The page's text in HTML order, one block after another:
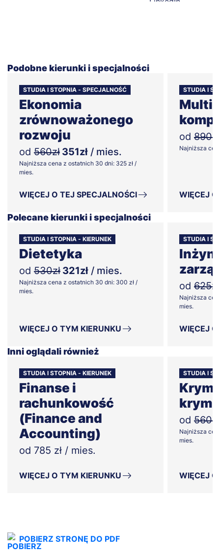
Podobne kierunki i specjalności
STUDIA I STOPNIA - SPECJALNOŚĆ
Ekonomia
zrównoważonego
rozwoju
od 560zł 351zł / mies.
Najniższa cena z ostatnich 30 dni: 325 zł /
mies.
WIĘCEJ O TEJ SPECJALNOŚCI
STUDIA I
od 890zł
Najniższa
WIĘCEJ
Polecane kierunki i specjalności
STUDIA I STOPNIA - KIERUNEK
Dietetyka
od 530zł 321zł / mies.
Najniższa cena z ostatnich 30 dni: 300 zł /
mies.
WIĘCEJ O TYM KIERUNKU
STUDIA I
od 625zł
Najniższa
mies.
WIĘCEJ
Inni oglądali również
STUDIA I STOPNIA - KIERUNEK
Finanse i
rachunkowość
(Finance and
Accounting)
od 785 zł / mies.
WIĘCEJ O TYM KIERUNKU
STUDIA I
od 560zł
Najniższa
mies.
WIĘCEJ
POBIERZ STRONĘ DO PDF